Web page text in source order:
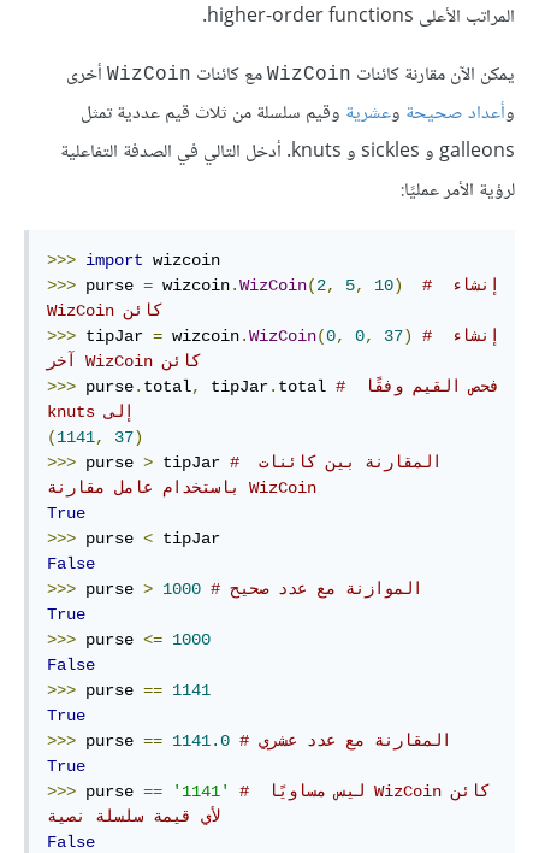
المراتب الأعلى higher-order functions.
يمكن الآن مقارنة كائنات WizCoin مع كائنات WizCoin أخرى
وأعداد صحيحة وعشرية وقيم سلسلة من ثلاث قيم عددية تمثل
galleons و sickles و knuts. أدخل التالي في الصدفة التفاعلية
لرؤية الأمر عمليًا:
>>> import
>>> purse = wizcoin.WizCoin(2, 5, 10)
# إنشاء
كائن‫ WizCoin
>>> tipJar = wizcoin.WizCoin(0, 0, 37)
# إنشاء
كائن‫ WizCoin آخر
>>> purse. total, tipJar. total # فحص القيم وفقًا
إلى‫ knuts
(1141, 37)
>>> purse > tipJar # ‫المقارنة بين كائنات
WizCoin باستخدام عامل مقارنة
True
>>> purse <
False
>>> purse > 1000
# الموازنة مع عدد صحيح
True
>>> purse <= 1000
False
>>> purse == 1141
True
>>> purse == 1141.0
# المقارنة مع عدد عشري
True
>>> purse == '1141'
# ‫كائن WizCoin ليس مساويًا
لأي قيمة سلسلة نصية
False